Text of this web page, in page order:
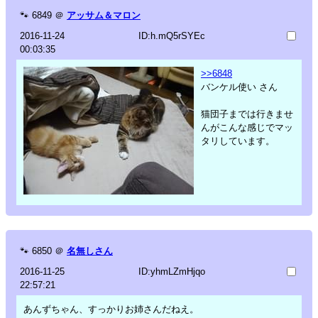
🐾 6849 ＠ アッサム＆マロン
2016-11-24
00:03:35
ID:h.mQ5rSYEc
>>6848
バンケル使い さん
猫団子までは行きませ
んがこんな感じでマッ
タリしています。
🐾 6850 ＠ 名無しさん
2016-11-25
22:57:21
ID:yhmLZmHjqo
あんずちゃん、すっかりお姉さんだねえ。